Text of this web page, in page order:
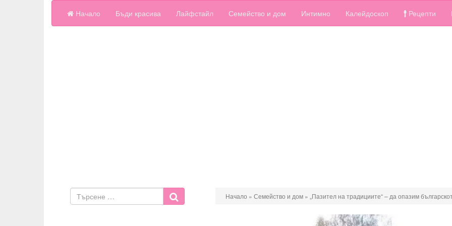
Начало Бъди красива Лайфстайл Семейство и дом Интимно Калейдоскоп Рецепти
Начало » Семейство и дом » „Пазител на традициите“ – да опазим